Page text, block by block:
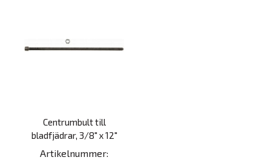
Centrumbult till
bladfjädrar, 3/8" x 12"
Artikelnummer: